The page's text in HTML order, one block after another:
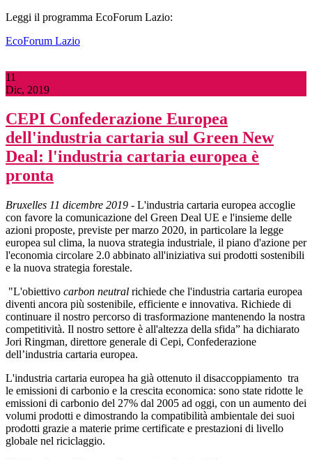
Leggi il programma EcoForum Lazio:
EcoForum Lazio
11
Dic, 2019
CEPI Confederazione Europea
dell'industria cartaria sul Green New
Deal: l'industria cartaria europea è
pronta
Bruxelles 11 dicembre 2019 - L'industria cartaria europea accoglie
con favore la comunicazione del Green Deal UE e l'insieme delle
azioni proposte, previste per marzo 2020, in particolare la legge
europea sul clima, la nuova strategia industriale, il piano d'azione per
l'economia circolare 2.0 abbinato all'iniziativa sui prodotti sostenibili
e la nuova strategia forestale.
"L'obiettivo carbon neutral richiede che l'industria cartaria europea
diventi ancora più sostenibile, efficiente e innovativa. Richiede di
continuare il nostro percorso di trasformazione mantenendo la nostra
competitività. Il nostro settore è all'altezza della sfida” ha dichiarato
Jori Ringman, direttore generale di Cepi, Confederazione
dell’industria cartaria europea.
L'industria cartaria europea ha già ottenuto il disaccoppiamento tra
le emissioni di carbonio e la crescita economica: sono state ridotte le
emissioni di carbonio del 27% dal 2005 ad oggi, con un aumento dei
volumi prodotti e dimostrando la compatibilità ambientale dei suoi
prodotti grazie a materie prime certificate e prestazioni di livello
globale nel riciclaggio.